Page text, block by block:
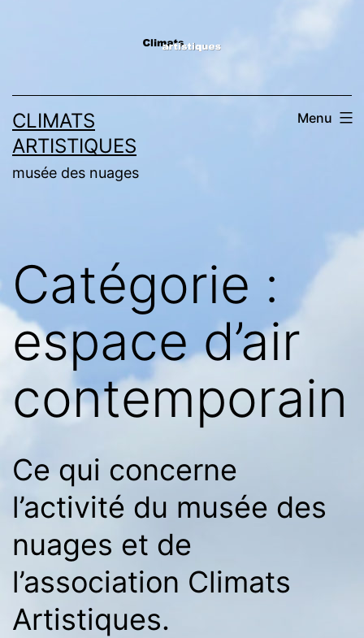
CLIMATS
ARTISTIQUES
musée des nuages
Menu
Catégorie :
espace d’air
contemporain
Ce qui concerne
l’activité du musée des
nuages et de
l’association Climats
Artistiques.